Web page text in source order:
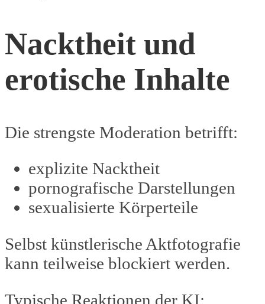
Nacktheit und
erotische Inhalte
Die strengste Moderation betrifft:
explizite Nacktheit
pornografische Darstellungen
sexualisierte Körperteile
Selbst künstlerische Aktfotografie
kann teilweise blockiert werden.
Typische Reaktionen der KI: